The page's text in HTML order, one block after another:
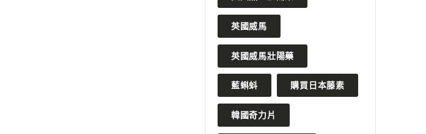
英國威馬
英國威馬壯陽藥
藍蝌蚪 購買日本藤素
韓國奇力片